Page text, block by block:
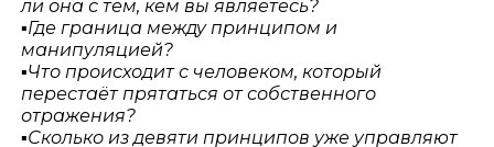
ли она с тем, кем вы являетесь?
▪️Где граница между принципом и
манипуляцией?
▪️Что происходит с человеком, который
перестаёт прятаться от собственного
отражения?
▪️Сколько из девяти принципов уже управляют